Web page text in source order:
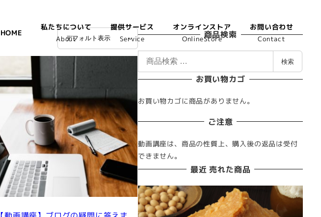
HOME
私たちについて
About
提供サービス
Service
オンラインストア
OnlineStore
お問い合わせ
Contact
商品検索
対
:
検索
お買い物カゴ
お買い物カゴに商品がありません。
ご注意
動画講座は、商品の性質上、購入後の返品は受付
できません。
最近 売れた商品